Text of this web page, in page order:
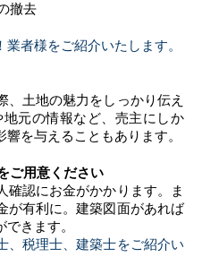
撤去
者様をご紹介いたします。
土地の魅力をしっかり伝え
元の情報など、売主にしか
を与えることもあります。
ご用意ください
確認にお金がかかります。ま
が有利に。建築図面があれば
きます。
、税理士、建築士をご紹介い